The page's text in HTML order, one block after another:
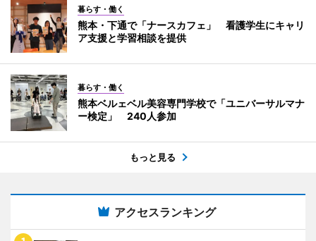
暮らす・働く
熊本・下通で「ナースカフェ」 看護学生にキャリ
ア支援と学習相談を提供
暮らす・働く
熊本ベルェベル美容専門学校で「ユニバーサルマナ
ー検定」 240人参加
もっと見る
アクセスランキング